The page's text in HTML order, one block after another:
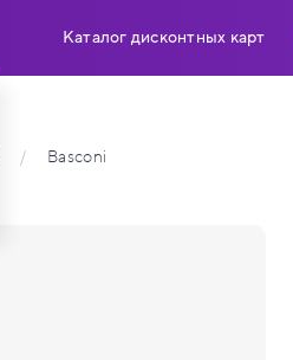
Каталог дисконтных карт
/ Basconi